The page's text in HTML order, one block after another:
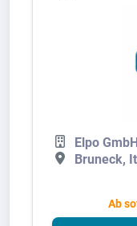
Elpo
Bruneck,
Ab